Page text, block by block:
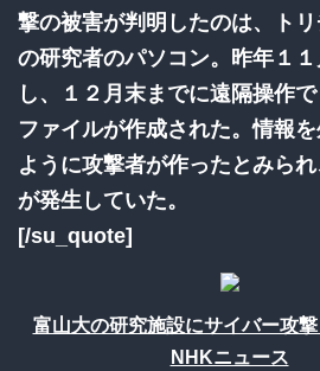
撃の被害が判明したのは、ト
の研究者のパソコン。昨年１
し、１２月末までに遠隔操作
ファイルが作成された。情報
ように攻撃者が作ったとみら
が発生していた。
[/su_quote]
富山大の研究施設にサイバー攻撃
NHKニュース